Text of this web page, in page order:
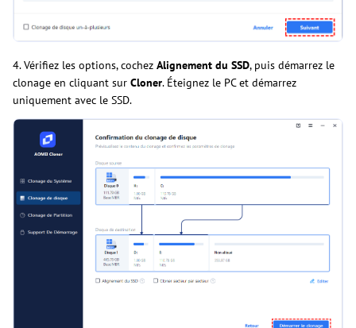
4. Vérifiez les options, cochez Alignement du SSD, puis démarrez le
clonage en cliquant sur Cloner. Éteignez le PC et démarrez
uniquement avec le SSD.